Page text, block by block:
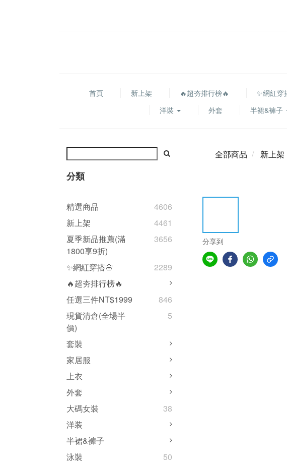
首頁 新上架 🔥超夯排行榜🔥 ✨網紅穿
洋裝
外套 半裙&褲子
分類
精選商品
4606
新上架
4461
夏季新品推薦(滿
1800享9折)
3656
✨網紅穿搭🌸
2289
🔥超夯排行榜🔥
任選三件NT$1999
846
現貨清倉(全場半
價)
5
套裝
家居服
上衣
外套
大碼女裝
38
洋装
半裙&褲子
泳裝
50
全部商品 新上架
分享到